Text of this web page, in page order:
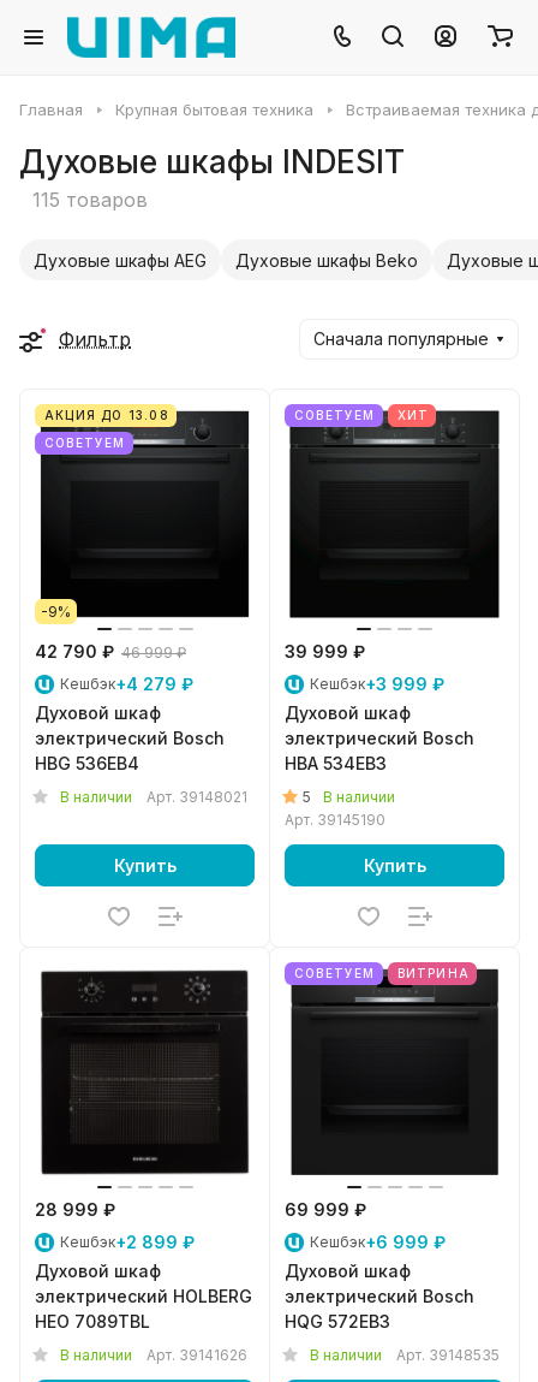
Главная Крупная бытовая техника Встраиваемая техника
Духовые шкафы INDESIT
115 товаров
Духовые шкафы AEG Духовые шкафы Beko Духовые
Фильтр Сначала популярные
АКЦИЯ ДО 13.08
СОВЕТУЕМ
-9%
42 790 ₽ 46 999 ₽
Кешбэк+4 279 ₽
Духовой шкаф
электрический Bosch
HBG 536EB4
В наличии Арт. 39148021
Купить
СОВЕТУЕМ ХИТ
39 999 ₽
Кешбэк+3 999 ₽
Духовой шкаф
электрический Bosch
HBA 534EB3
5
В наличии
Арт. 39145190
Купить
28 999 ₽
Кешбэк+2 899 ₽
Духовой шкаф
электрический HOLBERG
HEO 7089TBL
В наличии Арт. 39141626
СОВЕТУЕМ ВИТРИНА
69 999 ₽
Кешбэк+6 999 ₽
Духовой шкаф
электрический Bosch
HQG 572EB3
В наличии Арт. 39148535